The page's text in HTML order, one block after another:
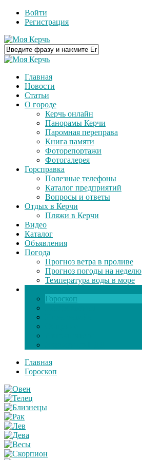
Войти
Регистрация
Главная
Новости
Статьи
О городе
Керчь онлайн
Панорамы Керчи
Паромная переправа
Книга памяти
Фоторепортажи
Фотогалерея
Горсправка
Полезные телефоны
Каталог предприятий
Вопросы и ответы
Отдых в Керчи
Пляжи в Керчи
Видео
Каталог
Объявления
Погода
Прогноз ветра в проливе
Прогноз погоды на неделю
Температура воды в море
Гороскоп
Главная
Гороскоп